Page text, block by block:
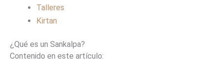
Talleres
Kirtan
¿Qué es un Sankalpa?
Contenido en este artículo: